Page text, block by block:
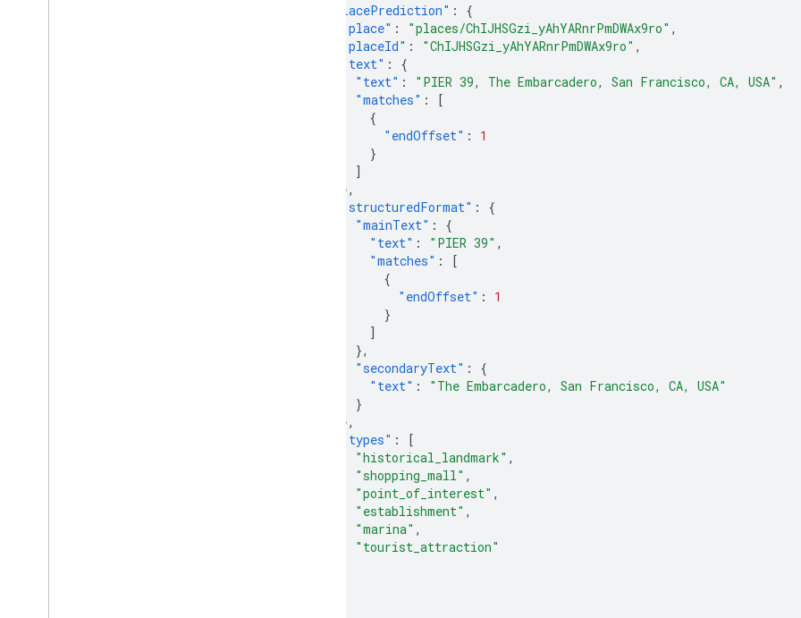
"placePrediction" :
{
"place" : "places/ChIJHSGzi_yAhYARnrPmDWAx9ro" ,
"placeId" : "ChIJHSGzi_yAhYARnrPmDWAx9ro" ,
"text" :
{
"text" : "PIER 39, The Embarcadero, San Francisco, CA, USA" ,
"matches" :
[
{
"endOffset" :
1
}
]
},
"structuredFormat" :
{
"mainText" :
{
"text" : "PIER 39" ,
"matches" :
[
{
"endOffset" :
1
}
]
},
"secondaryText" :
{
"text" :
"The Embarcadero, San Francisco, CA, USA"
}
},
"types" :
[
"historical_landmark" ,
"shopping_mall" ,
"point_of_interest" ,
"establishment" ,
"marina" ,
"tourist_attraction"